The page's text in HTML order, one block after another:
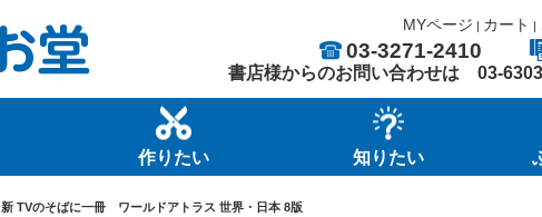
MYページ | カート |
03-3271-2410
書店様からのお問い合わせは 03-
作りたい 知りたい
新 TVのそばに一冊 ワールドアトラス 世界・日本 8版